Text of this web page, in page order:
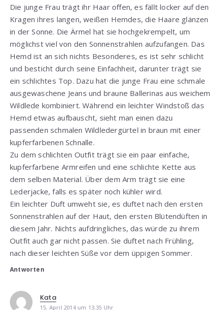
Die junge Frau trägt ihr Haar offen, es fällt locker auf den
Kragen ihres langen, weißen Hemdes, die Haare glänzen
in der Sonne. Die Ärmel hat sie hochgekrempelt, um
möglichst viel von den Sonnenstrahlen aufzufangen. Das
Hemd ist an sich nichts Besonderes, es ist sehr schlicht
und besticht durch seine Einfachheit, darunter trägt sie
ein schlichtes Top. Dazu hat die junge Frau eine schmale
ausgewaschene Jeans und braune Ballerinas aus weichem
Wildlede kombiniert. Während ein leichter Windstoß das
Hemd etwas aufbauscht, sieht man einen dazu
passenden schmalen Wildledergürtel in braun mit einer
kupferfarbenen Schnalle.
Zu dem schlichten Outfit trägt sie ein paar einfache,
kupferfarbene Armreifen und eine schlichte Kette aus
dem selben Material. Über dem Arm trägt sie eine
Lederjacke, falls es später noch kühler wird.
Ein leichter Duft umweht sie, es duftet nach den ersten
Sonnenstrahlen auf der Haut, den ersten Blütendüften in
diesem Jahr. Nichts aufdringliches, das würde zu ihrem
Outfit auch gar nicht passen. Sie duftet nach Frühling,
nach dieser leichten Süße vor dem üppigen Sommer.
Antworten
Kata
15. April 2014 um 13:35 Uhr